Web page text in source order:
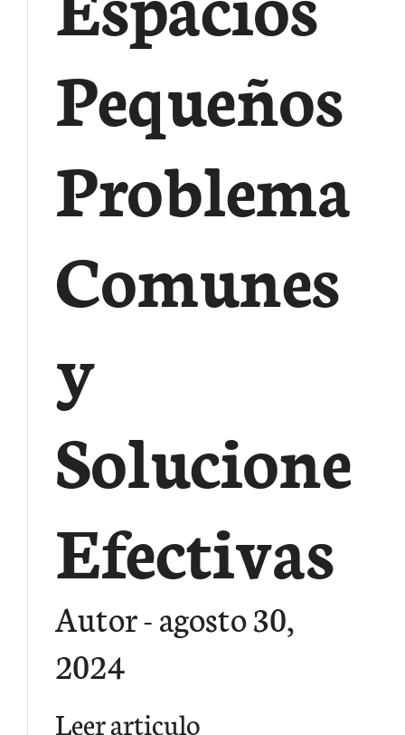
Pequeños
Problemas
Comunes
y
Soluciones
Efectivas
Autor agosto 30,
2024
Leer articulo